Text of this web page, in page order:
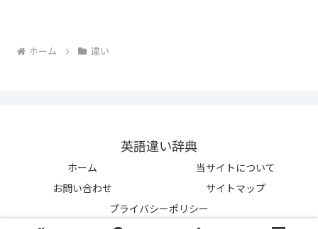
ホーム 違い
英語違い辞典
ホーム
当サイトについて
お問い合わせ
サイトマップ
プライバシーポリシー